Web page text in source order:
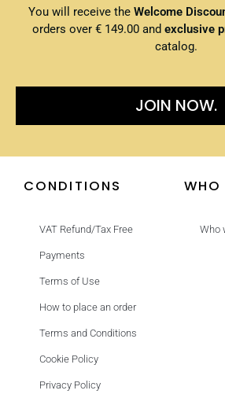
You will receive the Welcome
orders over € 149.00 and exclusive
catalog.
JOIN NOW.
CONDITIONS
VAT Refund/Tax Free
Payments
Terms of Use
How to place an order
Terms and Conditions
Cookie Policy
Privacy Policy
WHO
Who